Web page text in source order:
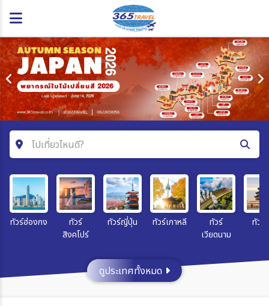
ไปเที่ยวไหนดี?
ค้นหาโปรแกรมทัวร์
คำค้นหา
ทัวร์ฮ่องกง
ทัวร์
สิงคโปร์
ทัวร์ญี่ปุ่น ทัวร์เกาหลี
ทัวร์
เวียดนาม
ทัวร์
ดูประเทศทั้งหมด